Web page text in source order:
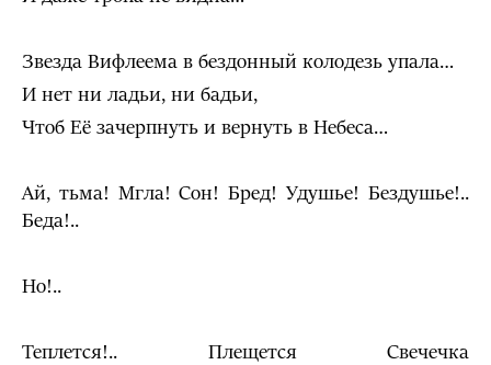
Звезда Вифлеема в бездонный колодезь упала…
И нет ни ладьи, ни бадьи,
Чтоб Её зачерпнуть и вернуть в Небеса…
Ай, тьма! Мгла! Сон! Бред! Удушье! Бездушье!..
Беда!..
Но!..
Теплется!.. Плещется Свечечка